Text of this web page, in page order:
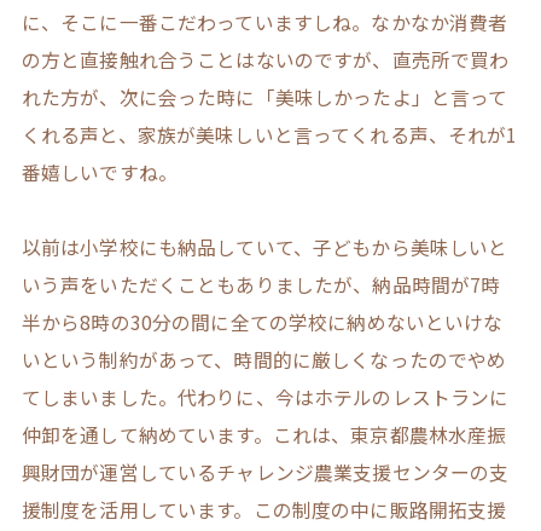
に、そこに一番こだわっていますしね。なかなか消費者
の方と直接触れ合うことはないのですが、直売所で買わ
れた方が、次に会った時に「美味しかったよ」と言って
くれる声と、家族が美味しいと言ってくれる声、それが1
番嬉しいですね。
以前は小学校にも納品していて、子どもから美味しいと
いう声をいただくこともありましたが、納品時間が7時
半から8時の30分の間に全ての学校に納めないといけな
いという制約があって、時間的に厳しくなったのでやめ
てしまいました。代わりに、今はホテルのレストランに
仲卸を通して納めています。これは、東京都農林水産振
興財団が運営しているチャレンジ農業支援センターの支
援制度を活用しています。この制度の中に販路開拓支援